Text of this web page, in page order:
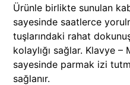
Ürünle birlikte sunulan
sayesinde saatlerce
tuşlarındaki rahat
kolaylığı sağlar. Klavye –
sayesinde parmak izi
sağlanır.